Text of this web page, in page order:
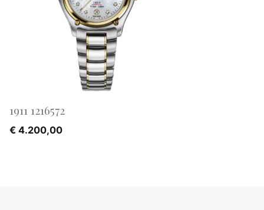
1911 1216572
€ 4.200,00